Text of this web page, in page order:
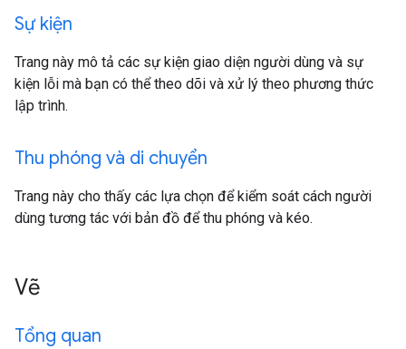
Sự kiện
Trang này mô tả các sự kiện giao diện người dùng và sự
kiện lỗi mà bạn có thể theo dõi và xử lý theo phương thức
lập trình.
Thu phóng và di chuyển
Trang này cho thấy các lựa chọn để kiểm soát cách người
dùng tương tác với bản đồ để thu phóng và kéo.
Vẽ
Tổng quan